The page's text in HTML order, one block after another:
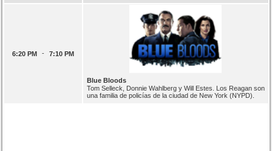
6:20 PM - 7:10 PM
Blue Bloods
Tom Selleck, Donnie Wahlberg y Will Estes. Los Reagan son
una familia de policías de la ciudad de New York (NYPD).